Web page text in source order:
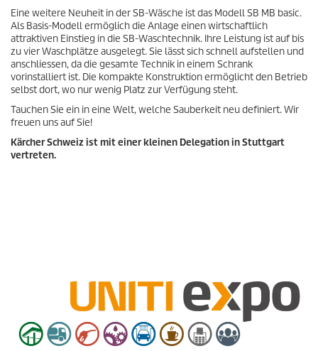
Eine weitere Neuheit in der SB-Wäsche ist das Modell SB MB basic.
Als Basis-Modell ermöglich die Anlage einen wirtschaftlich
attraktiven Einstieg in die SB-Waschtechnik. Ihre Leistung ist auf bis
zu vier Waschplätze ausgelegt. Sie lässt sich schnell aufstellen und
anschliessen, da die gesamte Technik in einem Schrank
vorinstalliert ist. Die kompakte Konstruktion ermöglicht den Betrieb
selbst dort, wo nur wenig Platz zur Verfügung steht.
Tauchen Sie ein in eine Welt, welche Sauberkeit neu definiert. Wir
freuen uns auf Sie!
Kärcher Schweiz ist mit einer kleinen Delegation in Stuttgart
vertreten.